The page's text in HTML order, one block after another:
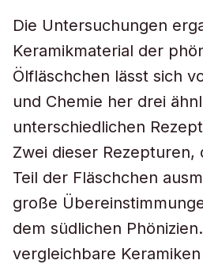
Die Untersuchungen
Keramikmaterial der
Ölfläschchen lässt sich
und Chemie her drei
unterschiedlichen
Zwei dieser Rezepturen,
Teil der Fläschchen
große
dem südlichen
vergleichbare